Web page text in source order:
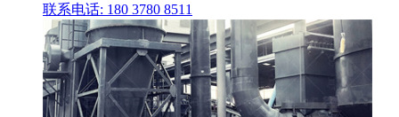
联系电话: 180 3780 8511